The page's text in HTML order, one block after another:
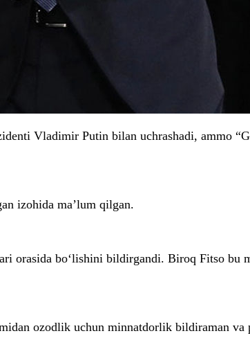
Vladimir Putin bilan uchrashadi, ammo
izohida ma’lum qilgan.
orasida bo‘lishini bildirgandi. Biroq Fitso bu
ozodlik uchun minnatdorlik bildiraman va